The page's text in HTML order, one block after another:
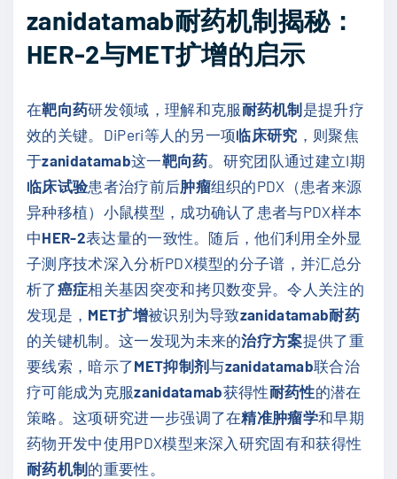
zanidatamab耐药机制揭秘：
HER-2与MET扩增的启示
在靶向药研发领域，理解和克服耐药机制 是提升疗
效的关键。DiPeri等人的另一项临床研究 ，则聚焦
于zanidatamab这一靶向药。研究团队通过建立I期
临床试验患者治疗前后肿瘤组织的PDX（患者来源
异种移植）小鼠模型，成功确认了患者与PDX样本
中HER-2表达量的一致性。随后，他们利用全外显
子测序技术深入分析PDX模型的分子谱，并汇总分
析了癌症相关基因突变和拷贝数变异。令人关注的
发现是， MET扩增被识别为导致zanidatamab耐药
的关键机制。这一发现为未来的治疗方案提供了重
要线索，暗示了MET抑制剂与zanidatamab联合治
疗可能成为克服zanidatamab获得性耐药性的潜在
策略。这项研究进一步强调了在精准肿瘤学和早期
药物开发中使用PDX模型来深入研究固有和获得性
耐药机制 的重要性。